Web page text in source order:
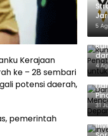
Kerajaan
ke – 28 sembari
potensi daerah,
pemerintah
5
4
31